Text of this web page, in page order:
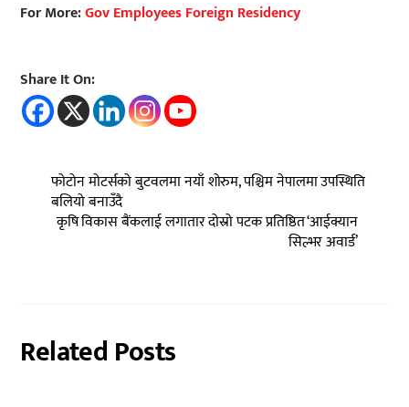
For More:Gov Employees Foreign Residency
Share It On:
फोटोन मोटर्सको बुटवलमा नयाँ शोरुम, पश्चिम नेपालमा उपस्थिति
बलियो बनाउँदै
कृषि विकास बैंकलाई लगातार दोस्रो पटक प्रतिष्ठित ‘आईक्यान
सिल्भर अवार्ड’
Related Posts